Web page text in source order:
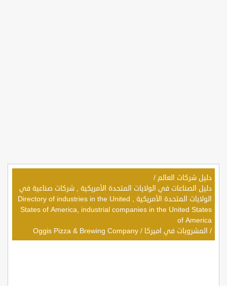
دليل شركات العالم /
دليل الصناعات في الولايات المتحدة الأمريكية , شركات صناعية في
الولايات المتحدة الأمريكية , Directory of industries in the United
States of America, industrial companies in the United States
of America
/ المشروبات في اميركا /
Oggis Pizza & Brewing Company